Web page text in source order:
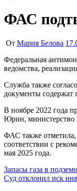
ФАС
От Мария Белова
Федеральная антимонопольная служба (ФАС) России сообщила о сохранении внутренних цен на минеральные удобрения на уровне сентября 2022 года. В соответствии с заявлением
ведомства,
Служба также
документы содержат
В ноябре 2022 года
Юрин, министерство
ФАС также отметила,
соответствии с
мая 2025 года.
Навигация
по
Запасы газа в
Суд отклонил иск